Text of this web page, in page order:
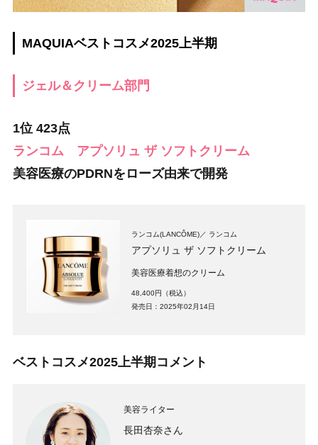
MAQUIAベストコスメ2025上半期
ジェル＆クリーム部門
1位 423点
ランコム アプソリュ ザ ソフトクリーム
美容医療のPDRNをローズ由来で開発
ランコム(LANCÔME) ランコム
アプソリュ ザ ソフトクリーム​
美容医療着想のクリーム
48,400円（税込）
発売日：2025年02月14日
ベストコスメ2025上半期コメント
美容ライター
長田杏奈さん